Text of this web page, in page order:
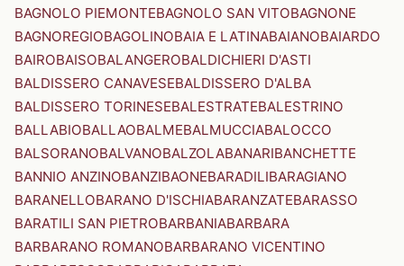
BAGNOLO PIEMONTEBAGNOLO SAN VITOBAGNONE
BAGNOREGIOBAGOLINOBAIA E LATINABAIANOBAIARDO
BAIROBAISOBALANGEROBALDICHIERI D'ASTI
BALDISSERO CANAVESEBALDISSERO D'ALBA
BALDISSERO TORINESEBALESTRATEBALESTRINO
BALLABIOBALLAOBALMEBALMUCCIABALOCCO
BALSORANOBALVANOBALZOLABANARIBANCHETTE
BANNIO ANZINOBANZIBAONEBARADILIBARAGIANO
BARANELLOBARANO D'ISCHIABARANZATEBARASSO
BARATILI SAN PIETROBARBANIABARBARA
BARBARANO ROMANOBARBARANO VICENTINO